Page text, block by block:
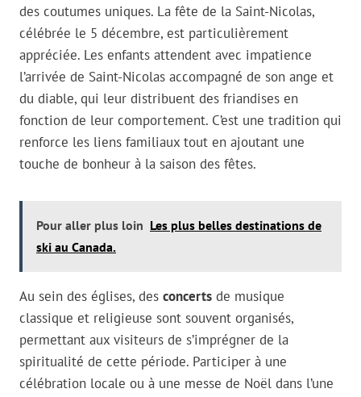
des coutumes uniques. La fête de la Saint-Nicolas,
célébrée le 5 décembre, est particulièrement
appréciée. Les enfants attendent avec impatience
l’arrivée de Saint-Nicolas accompagné de son ange et
du diable, qui leur distribuent des friandises en
fonction de leur comportement. C’est une tradition qui
renforce les liens familiaux tout en ajoutant une
touche de bonheur à la saison des fêtes.
Pour aller plus loin Les plus belles destinations de
ski au Canada.
Au sein des églises, des concerts de musique
classique et religieuse sont souvent organisés,
permettant aux visiteurs de s’imprégner de la
spiritualité de cette période. Participer à une
célébration locale ou à une messe de Noël dans l’une